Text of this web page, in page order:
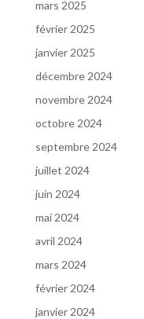
mars 2025
février 2025
janvier 2025
décembre 2024
novembre 2024
octobre 2024
septembre 2024
juillet 2024
juin 2024
mai 2024
avril 2024
mars 2024
février 2024
janvier 2024